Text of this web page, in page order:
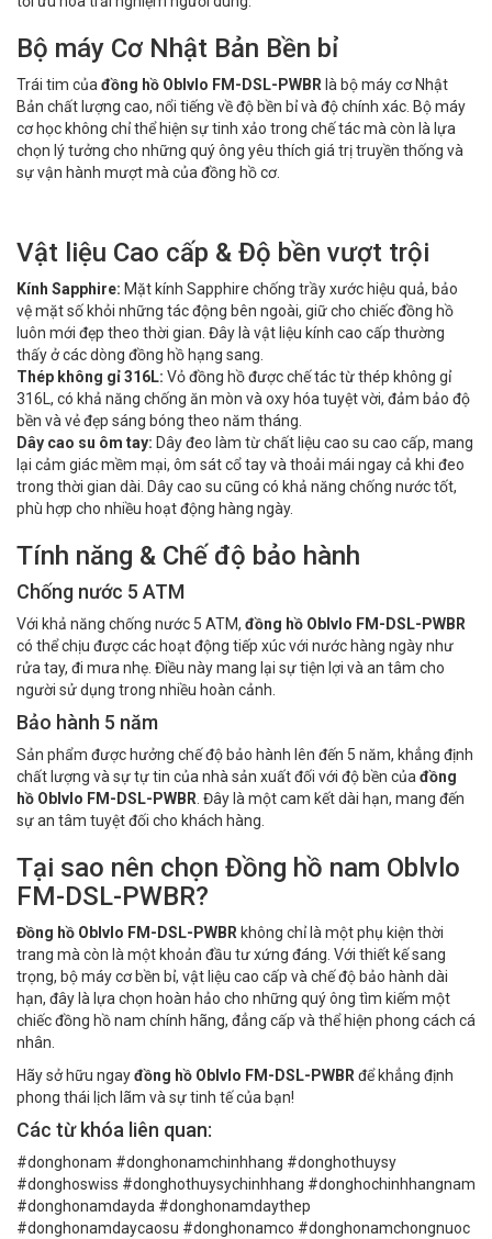
Bộ máy Cơ Nhật Bản Bền bỉ
Trái tim của đồng hồ Oblvlo FM-DSL-PWBR là bộ máy cơ Nhật
Bản chất lượng cao, nổi tiếng về độ bền bỉ và độ chính xác. Bộ máy
cơ học không chỉ thể hiện sự tinh xảo trong chế tác mà còn là lựa
chọn lý tưởng cho những quý ông yêu thích giá trị truyền thống và
sự vận hành mượt mà của đồng hồ cơ.
Vật liệu Cao cấp & Độ bền vượt trội
Kính Sapphire: Mặt kính Sapphire chống trầy xước hiệu quả, bảo
vệ mặt số khỏi những tác động bên ngoài, giữ cho chiếc đồng hồ
luôn mới đẹp theo thời gian. Đây là vật liệu kính cao cấp thường
thấy ở các dòng đồng hồ hạng sang.
Thép không gỉ 316L: Vỏ đồng hồ được chế tác từ thép không gỉ
316L, có khả năng chống ăn mòn và oxy hóa tuyệt vời, đảm bảo độ
bền và vẻ đẹp sáng bóng theo năm tháng.
Dây cao su ôm tay: Dây đeo làm từ chất liệu cao su cao cấp, mang
lại cảm giác mềm mại, ôm sát cổ tay và thoải mái ngay cả khi đeo
trong thời gian dài. Dây cao su cũng có khả năng chống nước tốt,
phù hợp cho nhiều hoạt động hàng ngày.
Tính năng & Chế độ bảo hành
Chống nước 5 ATM
Với khả năng chống nước 5 ATM, đồng hồ Oblvlo FM-DSL-PWBR
có thể chịu được các hoạt động tiếp xúc với nước hàng ngày như
rửa tay, đi mưa nhẹ. Điều này mang lại sự tiện lợi và an tâm cho
người sử dụng trong nhiều hoàn cảnh.
Bảo hành 5 năm
Sản phẩm được hưởng chế độ bảo hành lên đến 5 năm, khẳng định
chất lượng và sự tự tin của nhà sản xuất đối với độ bền của đồng
hồ Oblvlo FM-DSL-PWBR . Đây là một cam kết dài hạn, mang đến
sự an tâm tuyệt đối cho khách hàng.
Tại sao nên chọn Đồng hồ nam Oblvlo
FM-DSL-PWBR?
Đồng hồ Oblvlo FM-DSL-PWBR không chỉ là một phụ kiện thời
trang mà còn là một khoản đầu tư xứng đáng. Với thiết kế sang
trọng, bộ máy cơ bền bỉ, vật liệu cao cấp và chế độ bảo hành dài
hạn, đây là lựa chọn hoàn hảo cho những quý ông tìm kiếm một
chiếc đồng hồ nam chính hãng, đẳng cấp và thể hiện phong cách cá
nhân.
Hãy sở hữu ngayđồng hồ Oblvlo FM-DSL-PWBR để khẳng định
phong thái lịch lãm và sự tinh tế của bạn!
Các từ khóa liên quan:
#donghonam #donghonamchinhhang #donghothuysy
#donghoswiss #donghothuysychinhhang #donghochinhhangnam
#donghonamdayda #donghonamdaythep
#donghonamdaycaosu #donghonamco #donghonamchongnuoc